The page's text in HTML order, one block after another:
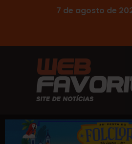
7 de agosto de